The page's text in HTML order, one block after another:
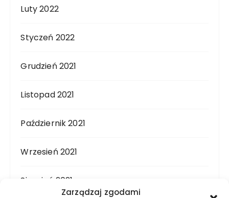
Zarządzaj zgodami
Luty 2022
Styczeń 2022
Grudzień 2021
Listopad 2021
Październik 2021
Wrzesień 2021
Sierpień 2021